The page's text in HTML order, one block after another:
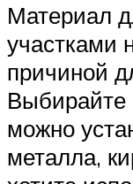
Материал
участками
причиной
Выбирайте
можно
металла,